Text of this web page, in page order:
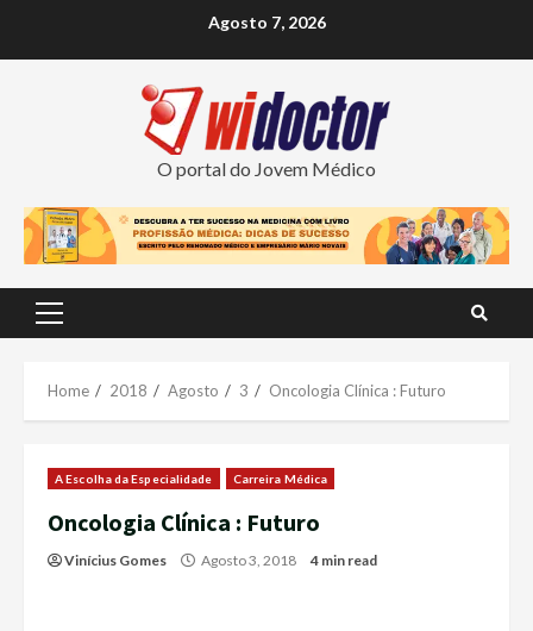
Agosto 7, 2026
O portal do Jovem Médico
Primary
Home 2018 Agosto 3 Oncologia Clínica : Futuro
A Escolha da Especialidade Carreira Médica
Oncologia Clínica : Futuro
Vinícius Gomes Agosto 3, 2018 4 min read